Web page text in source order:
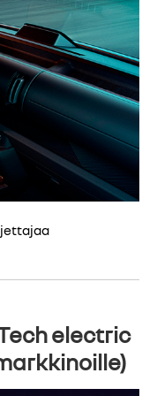
electric